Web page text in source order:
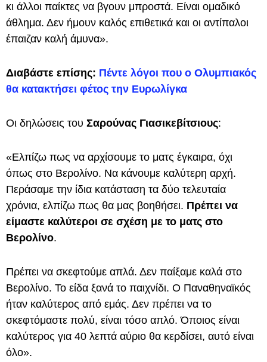
κι άλλοι παίκτες να βγουν μπροστά. Είναι ομαδικό
άθλημα. Δεν ήμουν καλός επιθετικά και οι αντίπαλοι
έπαιζαν καλή άμυνα».
Διαβάστε επίσης: Πέντε λόγοι που ο Ολυμπιακός
θα κατακτήσει φέτος την Ευρωλίγκα
Οι δηλώσεις του Σαρούνας Γιασικεβίτσιους:
«Ελπίζω πως να αρχίσουμε το ματς έγκαιρα, όχι
όπως στο Βερολίνο. Να κάνουμε καλύτερη αρχή.
Περάσαμε την ίδια κατάσταση τα δύο τελευταία
χρόνια, ελπίζω πως θα μας βοηθήσει. Πρέπει να
είμαστε καλύτεροι σε σχέση με το ματς στο
Βερολίνο.
Πρέπει να σκεφτούμε απλά. Δεν παίξαμε καλά στο
Βερολίνο. Το είδα ξανά το παιχνίδι. Ο Παναθηναϊκός
ήταν καλύτερος από εμάς. Δεν πρέπει να το
σκεφτόμαστε πολύ, είναι τόσο απλό. Όποιος είναι
καλύτερος για 40 λεπτά αύριο θα κερδίσει, αυτό είναι
όλο».